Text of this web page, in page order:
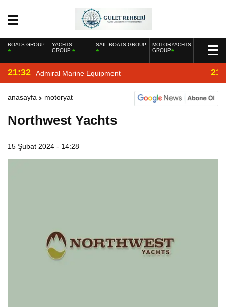
BOATS GROUP
YACHTS
GROUP
SAIL BOATS GROUP
MOTORYACHTS
GROUP
21:32 Admiral Marine Equipment
anasayfa motoryat
Northwest Yachts
15 Şubat 2024 - 14:28